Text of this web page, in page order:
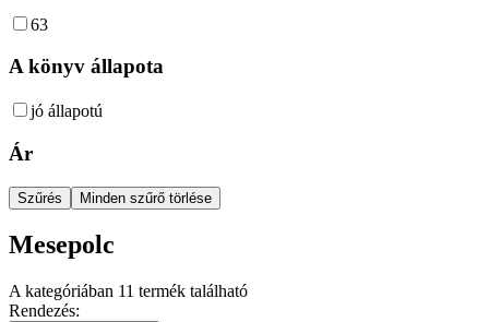
63
A könyv állapota
jó állapotú
Ár
Szűrés Minden szűrő törlése
Mesepolc
A kategóriában 11 termék található
Rendezés: